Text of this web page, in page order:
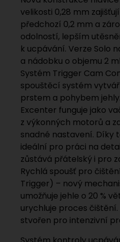
velikosti 0,28 mm
předchozí 0,2 mm a
odolností, lepším
k ucpávání. Verze Solo
a nádobku o objemu 2
Systém Trigger Cam
spouštěcí systém
prstem a pohybem
Excenter funguje jako
z výkonných motorů a
snadné nastavení. Díky
ideální pro práci na
zůstává přátelský i pro
Rychlá spoušť pro
Trigger) – nový
umožňuje jehle o 20 %
urychluje proces čištění.
stvořen pro intenzivní